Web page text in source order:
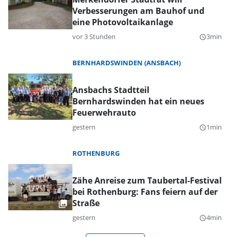
Verbesserungen am Bauhof und
eine Photovoltaikanlage
vor 3 Stunden query_builder3min
BERNHARDSWINDEN (ANSBACH)
Ansbachs Stadtteil
Bernhardswinden hat ein neues
Feuerwehrauto
gestern query_builder1min
ROTHENBURG
Zähe Anreise zum Taubertal-Festival
bei Rothenburg: Fans feiern auf der
Straße
gestern query_builder4min